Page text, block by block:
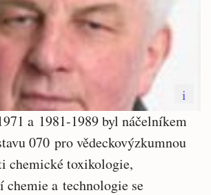
i
a 1981-1989 byl náčelníkem
070 pro vědeckovýzkumnou
chemické toxikologie,
chemie a technologie se